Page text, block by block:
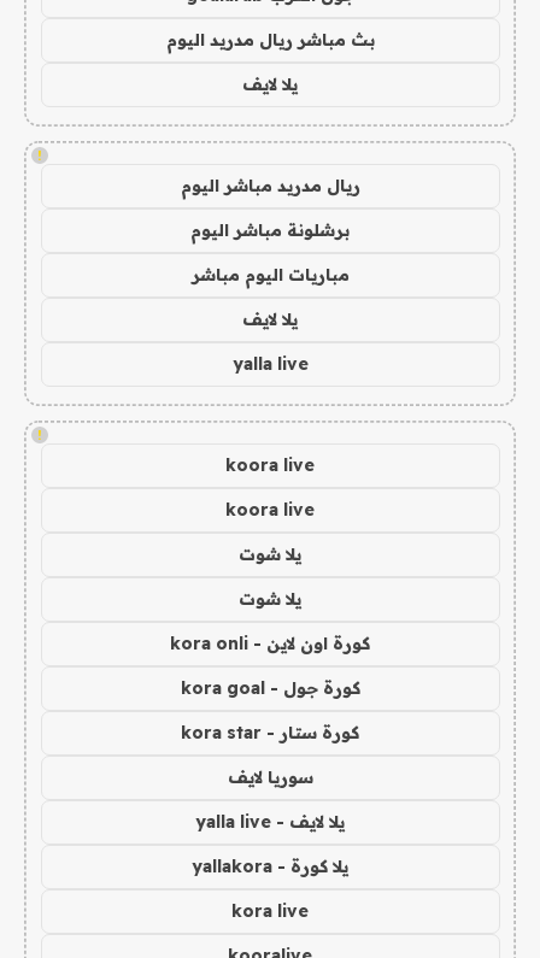
بث مباشر ريال مدريد اليوم
يلا لايف
!
ريال مدريد مباشر اليوم
برشلونة مباشر اليوم
مباريات اليوم مباشر
يلا لايف
yalla live
!
koora live
koora live
يلا شوت
يلا شوت
كورة اون لاين - kora onli
كورة جول - kora goal
كورة ستار - kora star
سوريا لايف
يلا لايف - yalla live
يلا كورة - yallakora
kora live